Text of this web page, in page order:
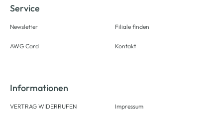
Service
Newsletter
AWG Card
Filiale finden
Kontakt
Informationen
VERTRAG WIDERRUFEN Impressum